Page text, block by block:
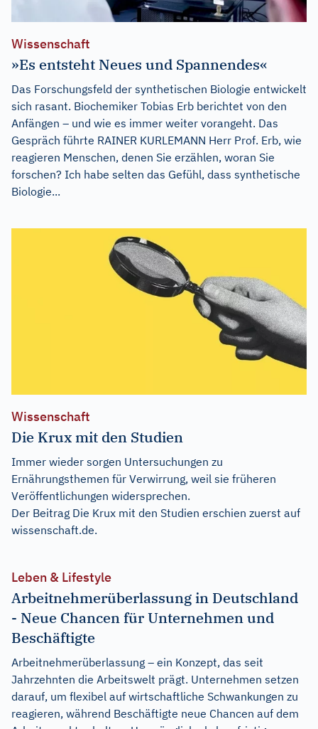
Wissenschaft
»Es entsteht Neues und Spannendes«
Das Forschungsfeld der synthetischen Biologie entwickelt
sich rasant. Biochemiker Tobias Erb berichtet von den
Anfängen – und wie es immer weiter vorangeht. Das
Gespräch führte RAINER KURLEMANN Herr Prof. Erb, wie
reagieren Menschen, denen Sie erzählen, woran Sie
forschen? Ich habe selten das Gefühl, dass synthetische
Biologie...
Wissenschaft
Die Krux mit den Studien
Immer wieder sorgen Untersuchungen zu
Ernährungsthemen für Verwirrung, weil sie früheren
Veröffentlichungen widersprechen.
Der Beitrag Die Krux mit den Studien erschien zuerst auf
wissenschaft.de.
Leben & Lifestyle
Arbeitnehmerüberlassung in Deutschland
- Neue Chancen für Unternehmen und
Beschäftigte
Arbeitnehmerüberlassung – ein Konzept, das seit
Jahrzehnten die Arbeitswelt prägt. Unternehmen setzen
darauf, um flexibel auf wirtschaftliche Schwankungen zu
reagieren, während Beschäftigte neue Chancen auf dem